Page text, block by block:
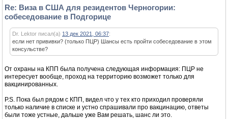
Re: Виза в США для резидентов Черногории:
собеседование в Подгорице
Dr. Lektor писал(а) 13 дек 2021, 06:37:
если нет прививки? (только ПЦР) Шансы есть пройти собеседование в этом
консульстве?
От охраны на КПП была получена следующая информация: ПЦР не
интересует вообще, проход на территорию возможет только для
вакцинированных.
P.S. Пока был рядом с КПП, видел что у тех кто приходил проверяли
только наличие в списке и устно спрашивали про вакцинацию, ответы
были тоже устные, дальше уже Вам решать, шанс ли это.